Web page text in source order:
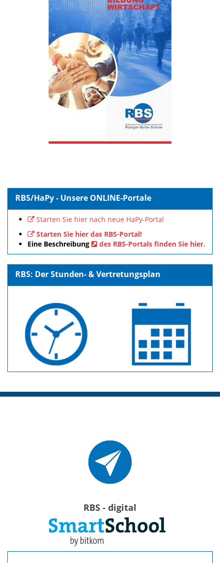
RBS/HaPy - Unsere ONLINE-Portale
Starten Sie hier nach neue HaPy-Portal
Starten Sie hier das RBS-Portal!
Eine Beschreibung
des RBS-Portals finden Sie hier.
RBS: Der Stunden- & Vertretungsplan
RBS - digital